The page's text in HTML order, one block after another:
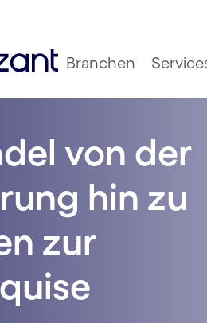
Branchen
von der
hin zu
zur